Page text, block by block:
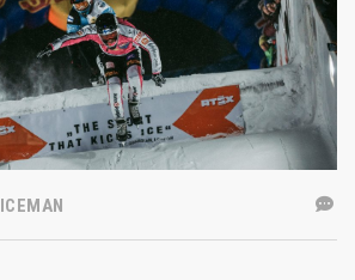
ICEMAN